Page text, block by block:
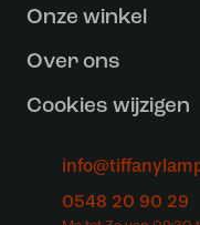
Onze winkel
Over ons
Cookies wijzigen
0548 20 90 29